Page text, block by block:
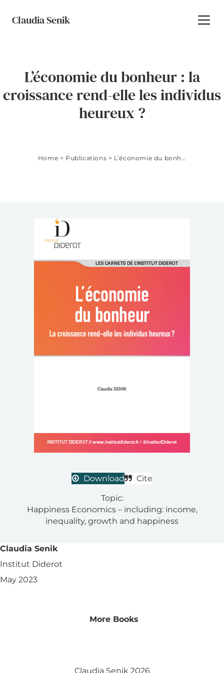
Claudia Senik
L’économie du bonheur : la
croissance rend-elle les individus
heureux ?
Home > Publications > L’économie du bonheur : la croissance rend-elle les individus heureux ?
Download Cite
Topic:
Happiness Economics – including: income,
inequality, growth and happiness
Claudia Senik
Institut Diderot
May 2023
More Books
Claudia Senik 2026